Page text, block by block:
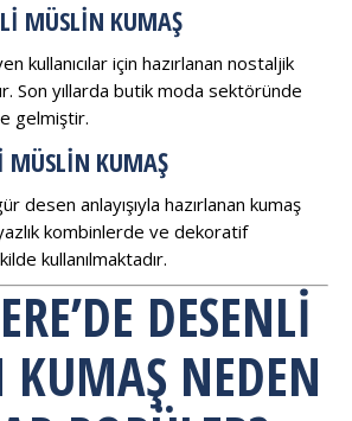
MÜSLIN KUMAŞ
kullanıcılar için hazırlanan nostaljik
Son yıllarda butik moda sektöründe
gelmiştir.
MÜSLIN KUMAŞ
desen anlayışıyla hazırlanan kumaş
kombinlerde ve dekoratif
kullanılmaktadır.
DESENLI
NEDEN